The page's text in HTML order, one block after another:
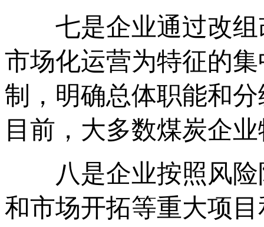
七是企业通过改组
市场化运营为特征的
制，明确总体职能和
目前，大多数煤炭企
八是企业按照风险
和市场开拓等重大项